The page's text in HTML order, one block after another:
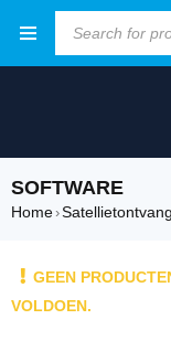
SOFTWARE
Home›
GEEN
VOLDOEN.